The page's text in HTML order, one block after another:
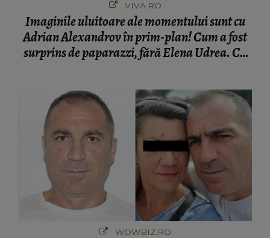
VIVA.RO
Imaginile uluitoare ale momentului sunt cu
Adrian Alexandrov în prim-plan! Cum a fost
surprins de paparazzi, fără Elena Udrea. Cu
WOWBIZ.RO